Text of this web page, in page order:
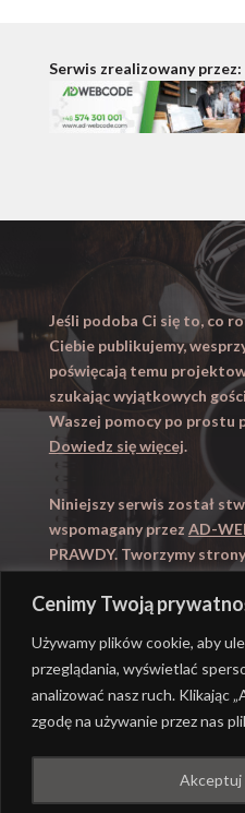
Cenimy Twoją
Używamy plików cookie, aby
przeglądania, wyświetlać
analizować nasz ruch. Klikając
zgodę na używanie przez nas
Akceptuj
Serwis zrealizowany przez:
Jeśli podoba Ci się to, co
Ciebie publikujemy,
poświęcają temu
szukając wyjątkowych
Waszej pomocy po prostu
Dowiedz się więcej.
Niniejszy serwis został
wspomagany przez AD-
PRAWDY. Tworzymy
Zapraszamy takze na
AD-